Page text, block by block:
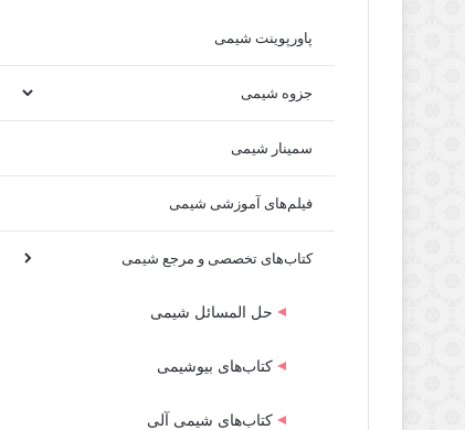
پاورپوینت شیمی
جزوه شیمی
سمینار شیمی
فیلم‌های آموزشی شیمی
کتاب‌های تخصصی و مرجع شیمی
حل المسائل شیمی
کتاب‌های بیوشیمی
کتاب‌های شیمی آلی